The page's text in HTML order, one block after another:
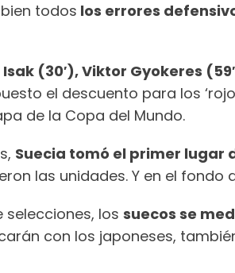
todos los errores
(30′), Viktor Gyokeres
el descuento para los
de la Copa del Mundo.
Suecia tomó el primer lugar
las unidades. Y en el
selecciones, los suecos se
con los japoneses,